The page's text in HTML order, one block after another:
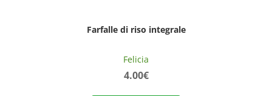
Farfalle di riso integrale
Felicia
4.00€